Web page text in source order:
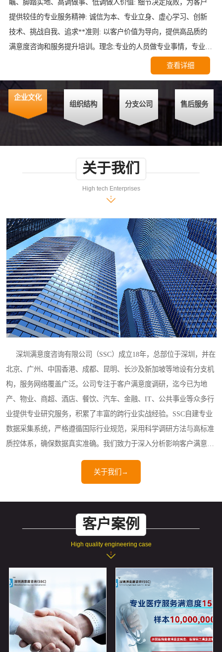
瞩、脚踏实地、高调做事、低调做人价值: 细节决定成败，为客户
提供较佳的专业服务精神: 诚信为本、专业立身、虚心学习、创新
技术、挑战自我、追求**准则: 以客户价值为导向，提供高品质的
满意度咨询和服务提升培训。理念:专业的人员做专业事情，专业事
情交给专业的机构服务: 专注于客户关系研究，为您提供专业、客
查看详细
组织结构
分支公司 售后服务
关于我们
High tech Enterprises
深圳满意度咨询有限公司（SSC）成立18年，总部位于深圳，并在
北京、广州、中国香港、成都、昆明、长沙及新加坡等地设有分支机
构，服务网络覆盖广泛。公司专注于客户满意度调研，迄今已为地
产、物业、商超、酒店、餐饮、汽车、金融、IT、公共事业等众多行
业提供专业研究服务，积累了丰富的跨行业实战经验。SSC自建专业
数据采集系统，严格遵循国际行业规范，采用科学调研方法与高标准
质控体系，确保数据真实准确。我们致力于深入分析影响客户满意的
关键因素，全方位挖掘问题根源，并提供切实可行的提升策略，助力
企业持续优化服务品质、提升消费者体验。历经18年发展，深圳满意
的解决..
关于我们→
客户案例
High quality engineering case